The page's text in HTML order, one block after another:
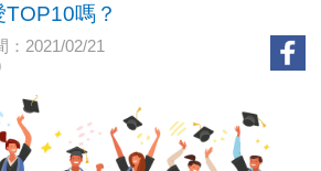
嗎？
：2021/02/21